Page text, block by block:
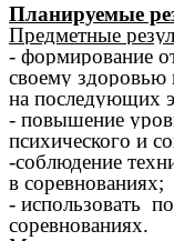
Планируемые
Предметные
- формирование
своему здоровью
на последующих
- повышение
психического и
-соблюдение
в соревнованиях;
- использовать
соревнованиях.